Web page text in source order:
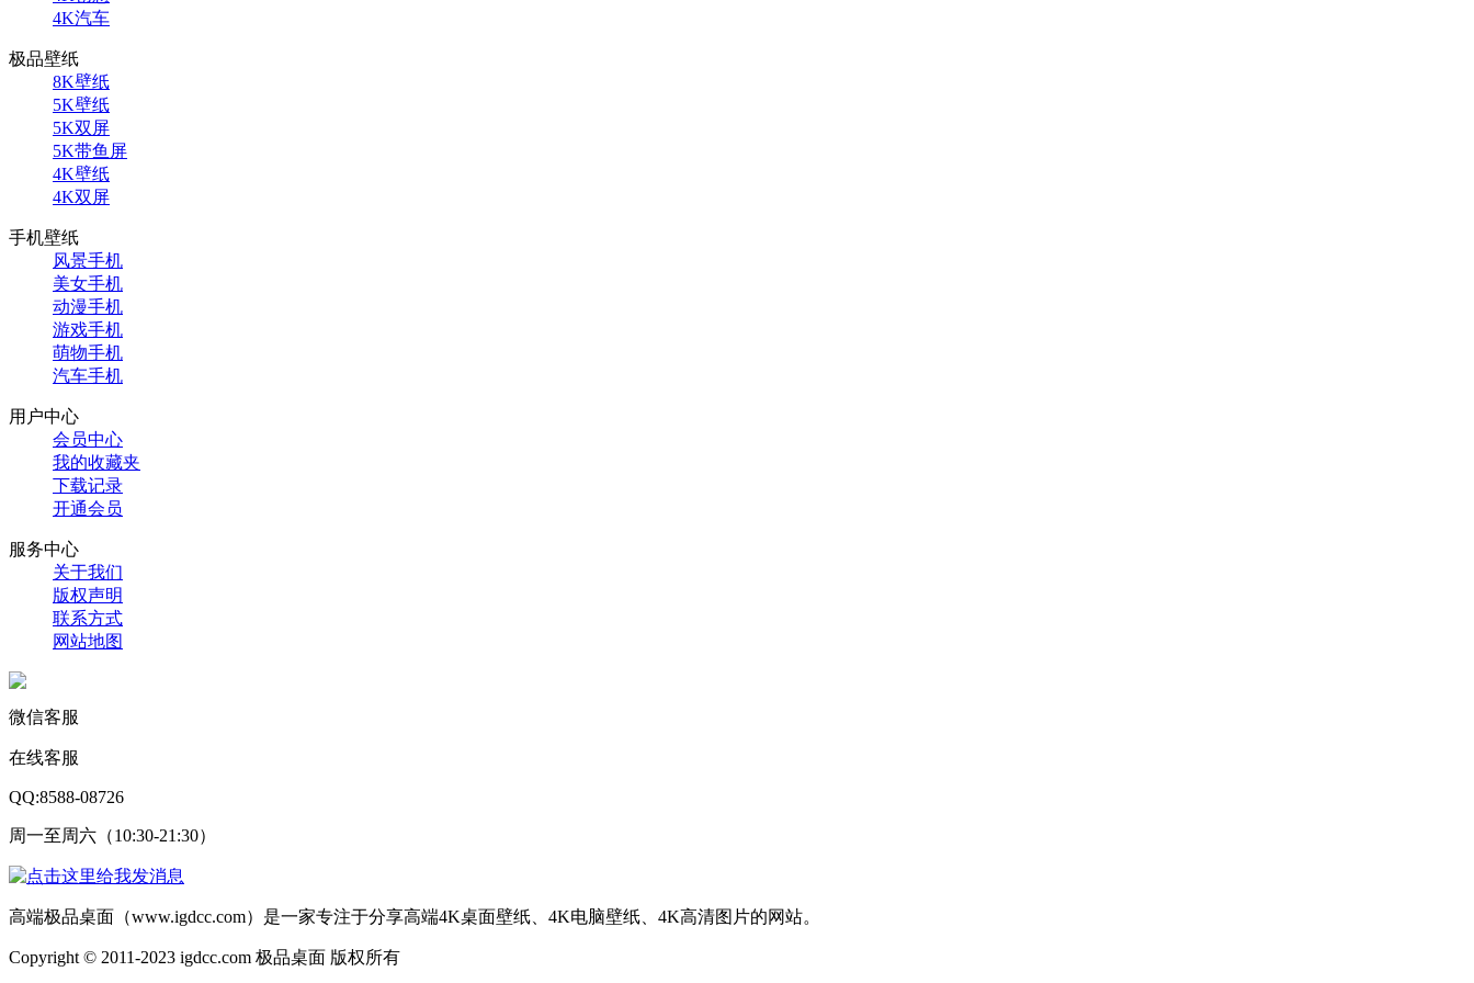
4K汽车
极品壁纸
8K壁纸
5K壁纸
5K双屏
5K带鱼屏
4K壁纸
4K双屏
手机壁纸
风景手机
美女手机
动漫手机
游戏手机
萌物手机
汽车手机
用户中心
会员中心
我的收藏夹
下载记录
开通会员
服务中心
关于我们
版权声明
联系方式
网站地图
微信客服
在线客服
QQ:8588-08726
周一至周六（10:30-21:30）
高端极品桌面（www.igdcc.com）是一家专注于分享高端4K桌面壁纸、4K电脑壁纸、4K高清图片的网站。
Copyright © 2011-2023 igdcc.com 极品桌面 版权所有